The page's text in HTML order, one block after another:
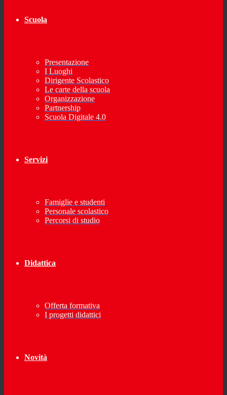
Scuola
Presentazione
I Luoghi
Dirigente Scolastico
Le carte della scuola
Organizzazione
Partnership
Scuola Digitale 4.0
Servizi
Famiglie e studenti
Personale scolastico
Percorsi di studio
Didattica
Offerta formativa
I progetti didattici
Novità